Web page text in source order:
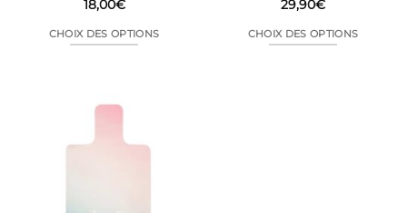
18,00€
CHOIX DES OPTIONS
plusieurs
29,90€
CHOIX DES OPTIONS